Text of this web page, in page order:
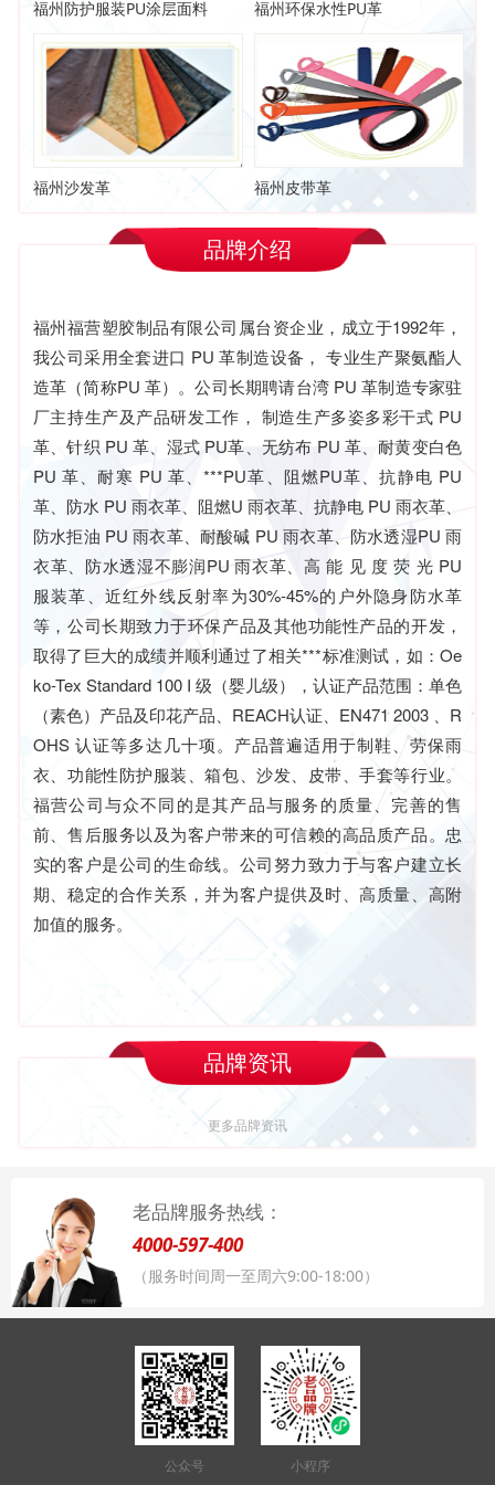
福州防护服装PU涂层面料 福州环保水性PU革
福州沙发革 福州皮带革
品牌介绍
福州福营塑胶制品有限公司属台资企业，成立于1992年，
我公司采用全套进口 PU 革制造设备， 专业生产聚氨酯人
造革（简称PU 革）。公司长期聘请台湾 PU 革制造专家驻
厂主持生产及产品研发工作， 制造生产多姿多彩干式 PU
革、针织 PU 革、湿式 PU革、无纺布 PU 革、耐黄变白色
PU 革、耐寒 PU 革、***PU革、阻燃PU革、抗静电 PU
革、防水 PU 雨衣革、阻燃U 雨衣革、抗静电 PU 雨衣革、
防水拒油 PU 雨衣革、耐酸碱 PU 雨衣革、防水透湿PU 雨
衣革、防水透湿不膨润PU 雨衣革、高 能 见 度 荧 光 PU
服装革、近红外线反射率为30%-45%的户外隐身防水革
等，公司长期致力于环保产品及其他功能性产品的开发，
取得了巨大的成绩并顺利通过了相关***标准测试，如：Oe
ko-Tex Standard 100 I 级（婴儿级），认证产品范围：单色
（素色）产品及印花产品、REACH认证、EN471 2003 、R
OHS 认证等多达几十项。产品普遍适用于制鞋、劳保雨
衣、功能性防护服装、箱包、沙发、皮带、手套等行业。
福营公司与众不同的是其产品与服务的质量、完善的售
前、售后服务以及为客户带来的可信赖的高品质产品。忠
实的客户是公司的生命线。公司努力致力于与客户建立长
期、稳定的合作关系，并为客户提供及时、高质量、高附
加值的服务。
品牌资讯
更多品牌资讯
老品牌服务热线：
4000-597-400
（服务时间周一至周六9:00-18:00）
公众号 小程序